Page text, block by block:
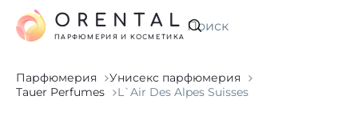
Искать
ORENTAL
ПАРФЮМЕРИЯ И КОСМЕТИКА
Парфюмерия
Унисекс парфюмерия
Tauer Perfumes
L`Air Des Alpes Suisses